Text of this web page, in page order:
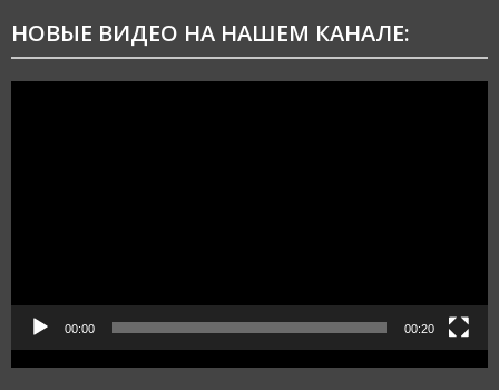
НОВЫЕ ВИДЕО НА НАШЕМ КАНАЛЕ:
00:00 00:20